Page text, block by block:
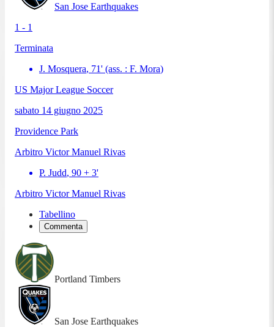
San Jose Earthquakes
1 - 1
Terminata
J. Mosquera, 71' (ass. : F. Mora)
US Major League Soccer
sabato 14 giugno 2025
Providence Park
Arbitro Victor Manuel Rivas
P. Judd, 90 + 3'
Arbitro Victor Manuel Rivas
Tabellino
Commenta
Portland Timbers
San Jose Earthquakes